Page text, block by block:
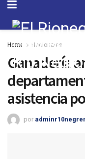
Home Nacionales
Ganadería
asistencia
por